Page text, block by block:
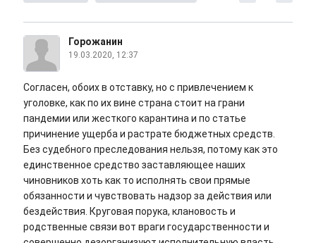
Горожанин
19.03.2020, 12:37
Согласен, обоих в отставку, но с привлечением к
уголовке, как по их вине страна стоит на грани
пандемии или жесткого карантина и по статье
причинение ущерба и растрате бюджетных средств.
Без судебного преследования нельзя, потому как это
единственное средство заставляющее наших
чиновников хоть как то исполнять свои прямые
обязанности и чувствовать надзор за действия или
бездействия. Круговая порука, клановость и
родственные связи вот враги государственности и